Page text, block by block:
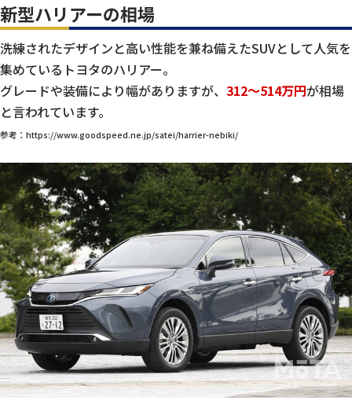
新型ハリアーの相場
洗練されたデザインと高い性能を兼ね備えたSUVとして人気を
集めているトヨタのハリアー。
グレードや装備により幅がありますが、 312～514万円が相場
と言われています。
参考：https://www.goodspeed.ne.jp/satei/harrier-nebiki/